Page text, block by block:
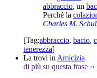
abbraccio, un
Perché la
Charles M.
[Tag:abbraccio, bacio,
tenerezza]
La trovi in Amicizia
di più su questa frase ››